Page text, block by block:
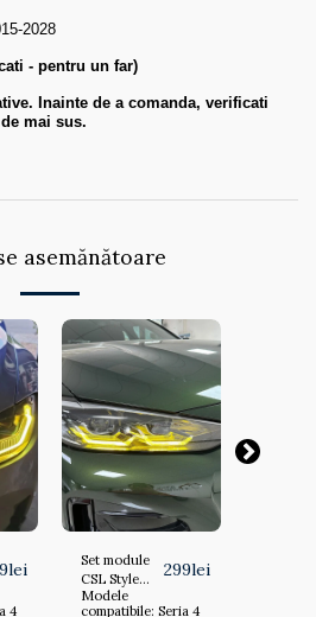
2028
- pentru un far)
Inainte de a comanda, verificati
mai sus.
asemănătoare
lei
4
Set module
CSL Style
Lumini de Zi
299lei
Modele
compatibile: Seria 4